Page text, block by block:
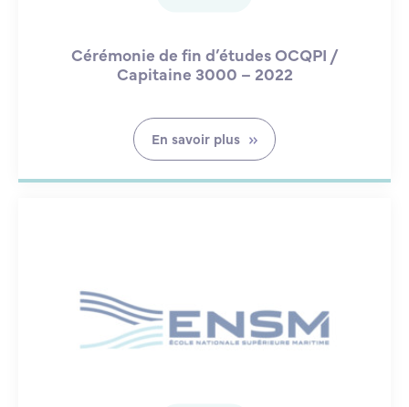
Cérémonie de fin d’études OCQPI /
Capitaine 3000 – 2022
En savoir plus